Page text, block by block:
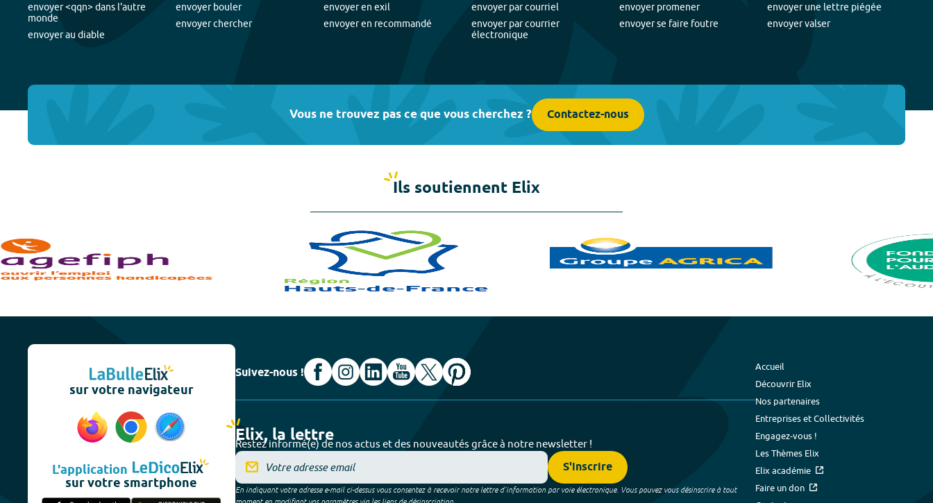
envoyer <qqn> dans l'autre
monde
envoyer au diable
envoyer bouler
envoyer chercher
envoyer en exil
envoyer en recommandé
envoyer par courriel
envoyer par courrier
électronique
envoyer promener
envoyer se faire foutre
envoyer une lettre piégée
envoyer valser
Vous ne trouvez pas ce que vous cherchez ? Contactez-nous
Ils soutiennent Elix
sur votre navigateur
L'application
sur votre smartphone
Suivez-nous !
Elix, la lettre
Restez informé(e) de nos actus et des nouveautés grâce à notre newsletter !
S'inscrire
En indiquant votre adresse e-mail ci-dessus vous consentez à recevoir notre lettre d’information par voie électronique. Vous pouvez vous désinscrire à tout
Accueil
Découvrir Elix
Nos partenaires
Entreprises et Collectivités
Engagez-vous !
Les Thèmes Elix
Elix académie
Faire un don